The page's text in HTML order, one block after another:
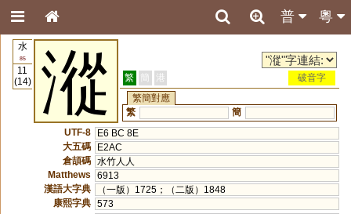
粵
普
水
85
11
(14)
漎 繁 簡 港
破音字
繁簡對應
繁
簡
UTF-8
E6 BC 8E
大五碼
E2AC
倉頡碼 水竹人人
Matthews
6913
漢語大字典
（一版）1725；（二版）1848
康熙字典 573